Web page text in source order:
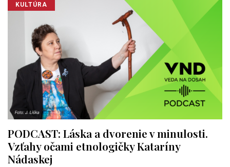
KULTÚRA
PODCAST: Láska a dvorenie v minulosti.
Vzťahy očami etnologičky Kataríny
Nádaskej